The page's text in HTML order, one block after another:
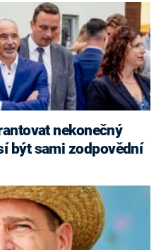
být sami zodpovědní